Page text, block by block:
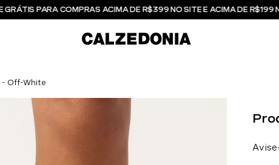
GRÁTIS PARA COMPRAS ACIMA DE R$399 NO SITE E ACIMA DE R$199
- Off-White